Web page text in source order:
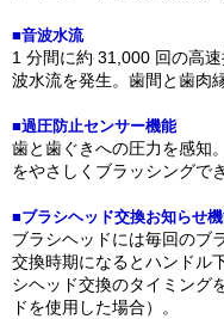
■音波水流
1 分間に約 31,000 回の高
波水流を発生。歯間と歯肉
■過圧防止センサー機能
歯と歯ぐきへの圧力を感知
をやさしくブラッシングで
■ブラシヘッド交換お知らせ
ブラシヘッドには毎回のブ
交換時期になるとハンドル
シヘッド交換のタイミング
ドを使用した場合）。